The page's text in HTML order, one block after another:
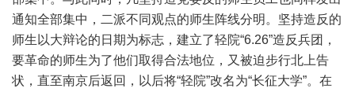
通知全部集中，二派不同观点的师生阵线分明。坚持造反的
师生以大辩论的日期为标志，建立了轻院“6.26”造反兵团，
要革命的师生为了他们取得合法地位，又被迫步行北上告
状，直至南京后返回，以后将“轻院”改名为“长征大学”。在